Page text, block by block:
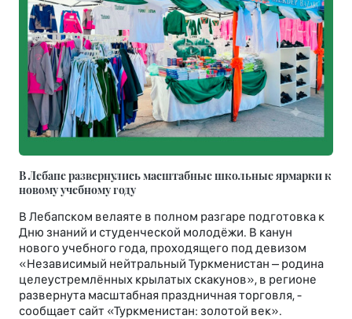
В Лебапе развернулись масштабные школьные ярмарки к
новому учебному году
В Лебапском велаяте в полном разгаре подготовка к
Дню знаний и студенческой молодёжи. В канун
нового учебного года, проходящего под девизом
«Независимый нейтральный Туркменистан – родина
целеустремлённых крылатых скакунов», в регионе
развернута масштабная праздничная торговля, -
сообщает сайт «Туркменистан: золотой век».